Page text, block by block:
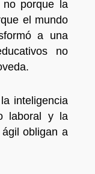
no porque la
el mundo
a una
no
inteligencia
laboral y la
obligan a